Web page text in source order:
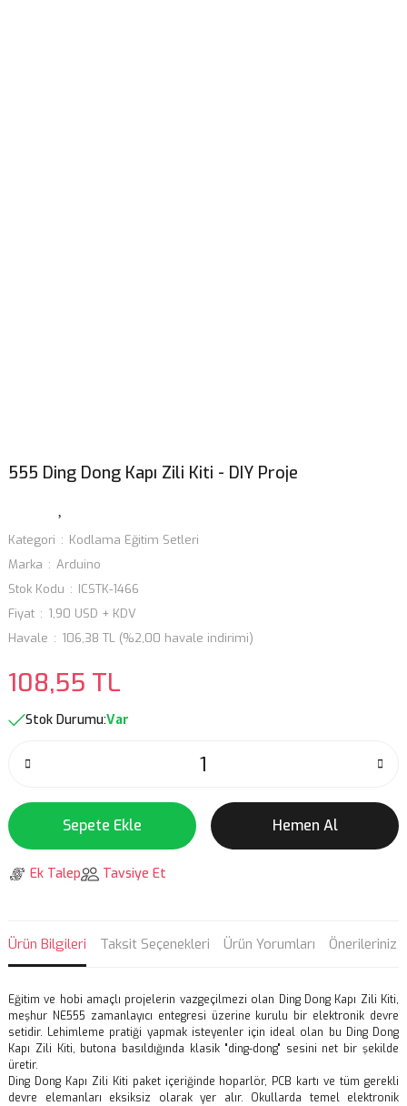
555 Ding Dong Kapı Zili Kiti - DIY Proje
Kategori
Kodlama Eğitim Setleri
Marka
Arduino
Stok Kodu
ICSTK-1466
Fiyat
1,90 USD + KDV
Havale
106,38 TL (%2,00 havale indirimi)
108,55 TL
Stok Durumu:Var
Sepete Ekle Hemen Al
Ek Talep Tavsiye Et
Ürün Bilgileri Taksit Seçenekleri Ürün Yorumları Önerileriniz
Eğitim ve hobi amaçlı projelerin vazgeçilmezi olan Ding Dong Kapı Zili Kiti,
meşhur NE555 zamanlayıcı entegresi üzerine kurulu bir elektronik devre
setidir. Lehimleme pratiği yapmak isteyenler için ideal olan bu Ding Dong
Kapı Zili Kiti, butona basıldığında klasik "ding-dong" sesini net bir şekilde
üretir.
Ding Dong Kapı Zili Kiti paket içeriğinde hoparlör, PCB kartı ve tüm gerekli
devre elemanları eksiksiz olarak yer alır. Okullarda temel elektronik